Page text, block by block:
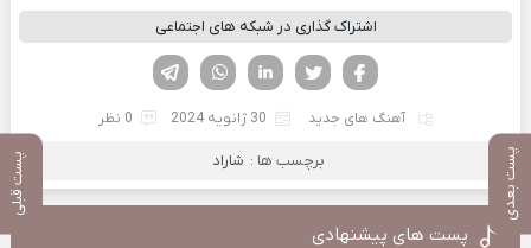
پست بعدی پست قبلی
اشتراک گذاری در شبکه های اجتماعی
لینکدین تویتر
فیسوک
آهنگ های جدید 30 ژانویه 2024 0 نظر
برچسب ها : شاراد
پست های پیشنهادی